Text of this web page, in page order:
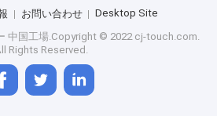
お問い合わせ Desktop Site
中国工場.Copyright © 2022 cj-touch.com.
Rights Reserved.